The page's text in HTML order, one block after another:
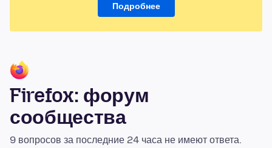
Подробнее
Firefox: форум
сообщества
9 вопросов за последние 24 часа не имеют ответа.